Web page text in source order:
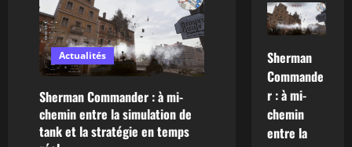
Actualités
Sherman Commander : à mi-
chemin entre la simulation de
tank et la stratégie en temps
Sherman
Commande
r : à mi-
chemin
entre la